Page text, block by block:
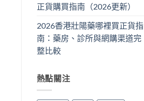
正貨購買指南（2026更新）
2026香港壯陽藥哪裡買正貨指
南：藥房、診所與網購渠道完
整比較
熱點關注